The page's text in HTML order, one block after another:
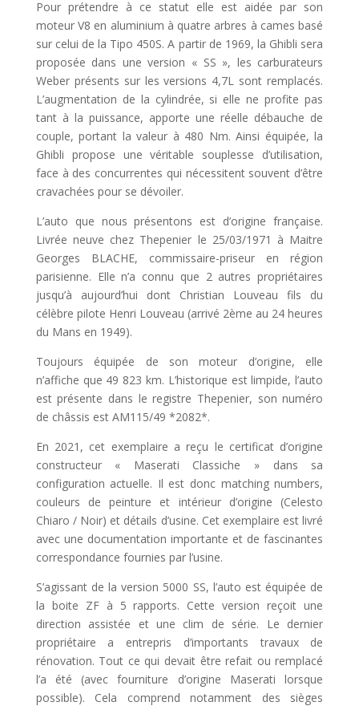
Pour prétendre à ce statut elle est aidée par son
moteur V8 en aluminium à quatre arbres à cames basé
sur celui de la Tipo 450S. A partir de 1969, la Ghibli sera
proposée dans une version « SS », les carburateurs
Weber présents sur les versions 4,7L sont remplacés.
L’augmentation de la cylindrée, si elle ne profite pas
tant à la puissance, apporte une réelle débauche de
couple, portant la valeur à 480 Nm. Ainsi équipée, la
Ghibli propose une véritable souplesse d’utilisation,
face à des concurrentes qui nécessitent souvent d’être
cravachées pour se dévoiler.
L’auto que nous présentons est d’origine française.
Livrée neuve chez Thepenier le 25/03/1971 à Maitre
Georges BLACHE, commissaire-priseur en région
parisienne. Elle n’a connu que 2 autres propriétaires
jusqu’à aujourd’hui dont Christian Louveau fils du
célèbre pilote Henri Louveau (arrivé 2ème au 24 heures
du Mans en 1949).
Toujours équipée de son moteur d’origine, elle
n’affiche que 49 823 km. L’historique est limpide, l’auto
est présente dans le registre Thepenier, son numéro
de châssis est AM115/49 *2082*.
En 2021, cet exemplaire a reçu le certificat d’origine
constructeur « Maserati Classiche » dans sa
configuration actuelle. Il est donc matching numbers,
couleurs de peinture et intérieur d’origine (Celesto
Chiaro / Noir) et détails d’usine. Cet exemplaire est livré
avec une documentation importante et de fascinantes
correspondance fournies par l’usine.
S’agissant de la version 5000 SS, l’auto est équipée de
la boite ZF à 5 rapports. Cette version reçoit une
direction assistée et une clim de série. Le dernier
propriétaire a entrepris d’importants travaux de
rénovation. Tout ce qui devait être refait ou remplacé
l’a été (avec fourniture d’origine Maserati lorsque
possible). Cela comprend notamment des sièges